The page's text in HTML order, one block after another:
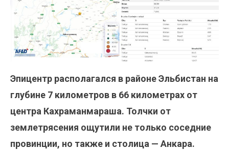
Эпицентр располагался в районе Эльбистан на
глубине 7 километров в 66 километрах от
центра Кахраманмараша. Толчки от
землетрясения ощутили не только соседние
провинции, но также и столица — Анкара.